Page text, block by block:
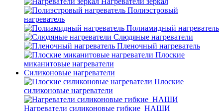
Полиэстровый
нагреватель
Полиамидный нагреватель
Слюдяные нагреватели
Пленочный нагреватель
Плоские
миканитовые нагреватели
Силиконовые нагреватели
Плоские
силиконовые нагреватели
Нагреватели силиконовые гибкие_НАШИ